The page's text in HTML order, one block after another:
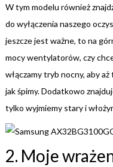
W tym modelu również
do wyłączenia naszego
jeszcze jest ważne, to na
mocy wentylatorów, czy
włączamy tryb nocny, aby aż
jak śpimy. Dodatkowo
tylko wyjmiemy stary i
2. Moje